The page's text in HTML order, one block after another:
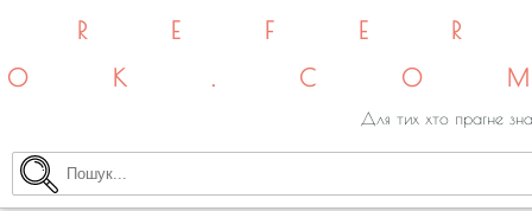
Для тих хто прагне